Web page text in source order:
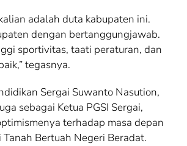
adalah duta kabupaten ini.
dengan bertanggungjawab.
sportivitas, taati peraturan, dan
tegasnya.
Sergai Suwanto Nasution,
sebagai Ketua PGSI Sergai,
terhadap masa depan
Bertuah Negeri Beradat.